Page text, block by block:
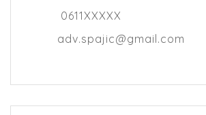
0611XXXXX
adv.spajic@gmail.com